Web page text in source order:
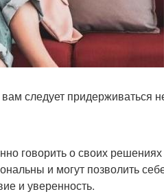
следует придерживаться
говорить о своих
и могут позволить
и уверенность.